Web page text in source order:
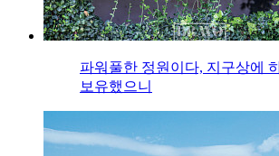
파워풀한 정원이다, 지구상에
보유했으니